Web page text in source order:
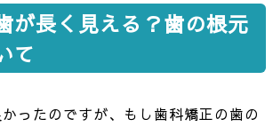
が長く見える？歯の根元
て
ったのですが、もし歯科矯正の歯の